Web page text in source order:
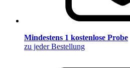
Mindestens 1 kostenlose Probe
zu jeder Bestellung